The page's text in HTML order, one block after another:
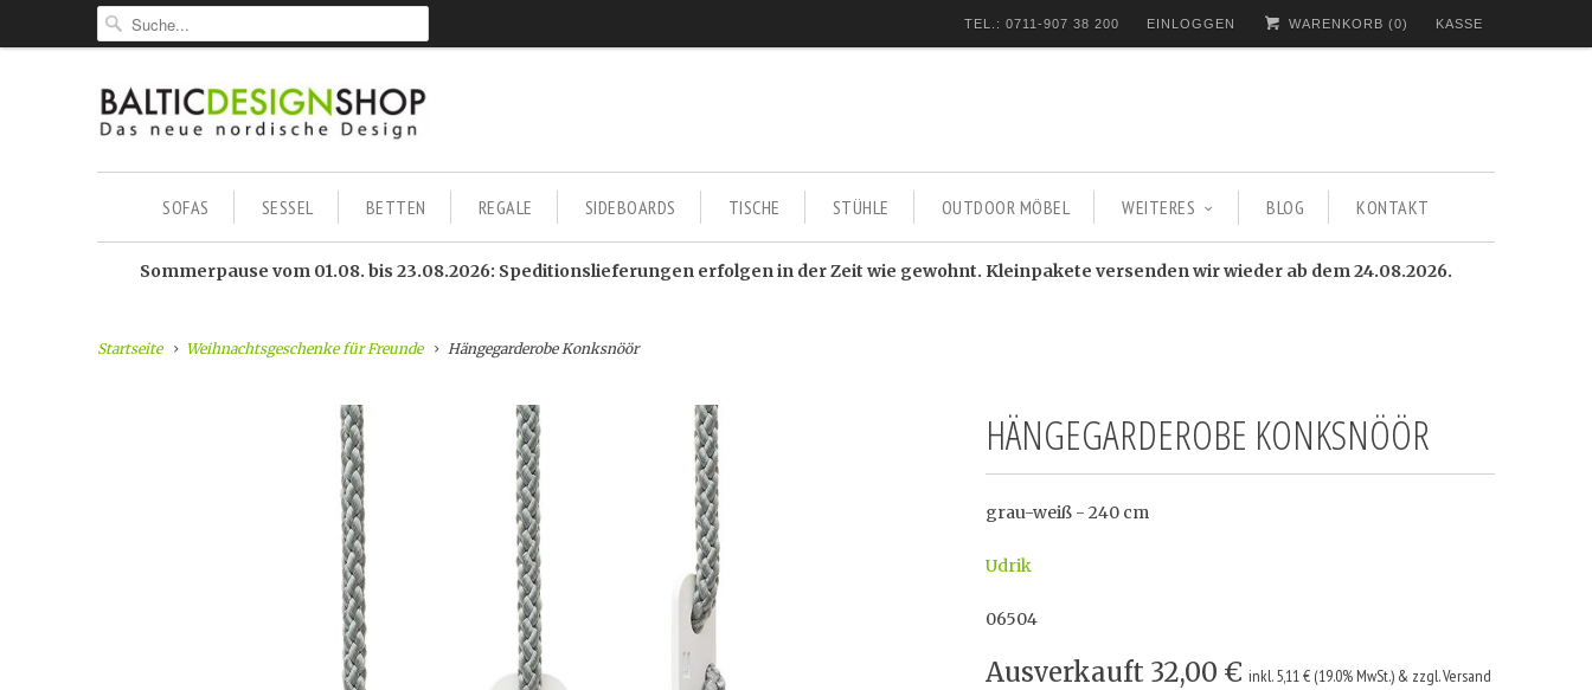
TEL.: 0711-907 38 200 EINLOGGEN WARENKORB (0) KASSE
SOFAS SESSEL BETTEN REGALE SIDEBOARDS TISCHE STÜHLE OUTDOOR MÖBEL WEITERES BLOG KONTAKT
Sommerpause vom 01.08. bis 23.08.2026: Speditionslieferungen erfolgen in der Zeit wie gewohnt. Kleinpakete versenden wir wieder ab dem 24.08.2026.
Startseite Weihnachtsgeschenke für Freunde Hängegarderobe Konksnöör
HÄNGEGARDEROBE KONKSNÖÖR
grau-weiß - 240 cm
Udrik
06504
Ausverkauft 32,00 € inkl. 5,11 € (19.0% MwSt.) & zzgl. Versand